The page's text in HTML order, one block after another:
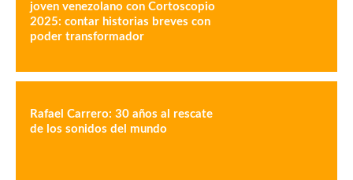
joven venezolano con Cortoscopio
2025: contar historias breves con
poder transformador
Rafael Carrero: 30 años al rescate
de los sonidos del mundo